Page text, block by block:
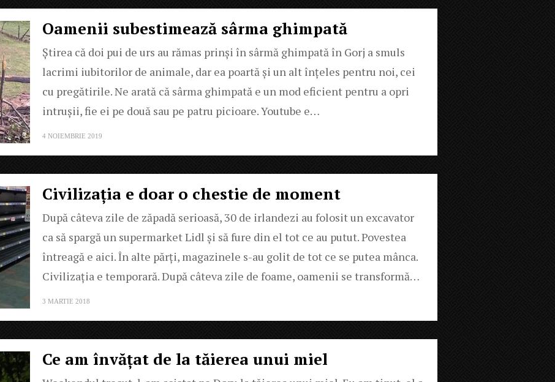
Oamenii subestimează sârma ghimpată
Știrea că doi pui de urs au rămas prinși în sârmă ghimpată în Gorj a smuls
lacrimi iubitorilor de animale, dar ea poartă și un alt înțeles pentru noi, cei
cu pregătirile. Ne arată că sârma ghimpată e un mod eficient pentru a opri
intrușii, fie ei pe două sau pe patru picioare. Youtube e…
4 NOIEMBRIE 2019
Civilizația e doar o chestie de moment
După câteva zile de zăpadă serioasă, 30 de irlandezi au folosit un excavator
ca să spargă un supermarket Lidl și să fure din el tot ce au putut. Povestea
întreagă e aici. În alte părți, magazinele s-au golit de tot ce se putea mânca.
Civilizația e temporară. După câteva zile de foame, oamenii se transformă…
3 MARTIE 2018
Ce am învățat de la tăierea unui miel